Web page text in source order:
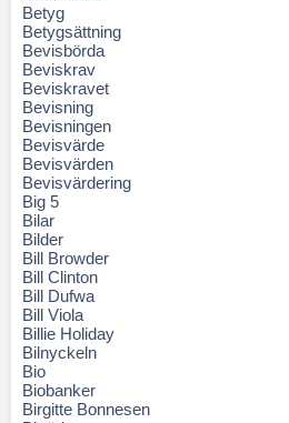
Betyg
Betygsättning
Bevisbörda
Beviskrav
Beviskravet
Bevisning
Bevisningen
Bevisvärde
Bevisvärden
Bevisvärdering
Big 5
Bilar
Bilder
Bill Browder
Bill Clinton
Bill Dufwa
Bill Viola
Billie Holiday
Bilnyckeln
Bio
Biobanker
Birgitte Bonnesen